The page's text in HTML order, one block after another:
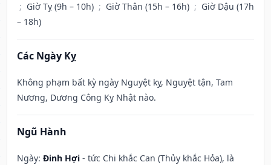
; Giờ Tỵ (9h – 10h) ; Giờ Thân (15h – 16h) ; Giờ Dậu (17h
– 18h)
Các Ngày Kỵ
Không phạm bất kỳ ngày Nguyệt kỵ, Nguyệt tận, Tam
Nương, Dương Công Kỵ Nhật nào.
Ngũ Hành
Ngày: Đinh Hợi - tức Chi khắc Can (Thủy khắc Hỏa), là